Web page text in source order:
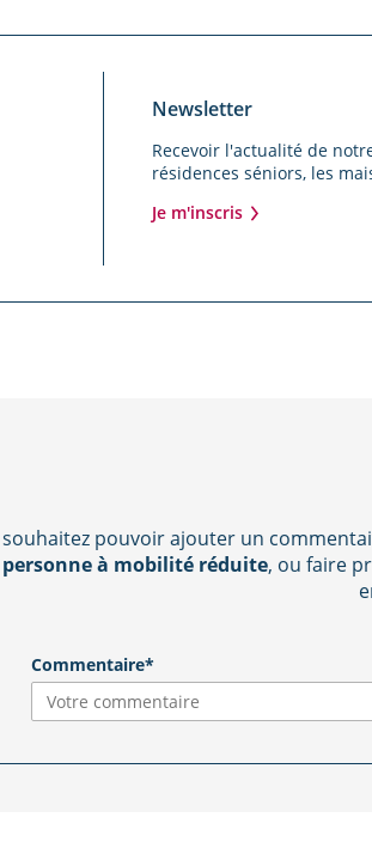
Newsletter
Recevoir l'actualité de
résidences séniors, les
Je m'inscris
pouvoir ajouter un
à mobilité réduite, ou faire
Commentaire*